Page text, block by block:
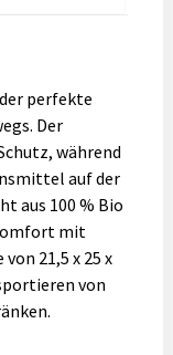
perfekte
Der
während
auf der
aus 100 % Bio
mit
21,5 x 25 x
von